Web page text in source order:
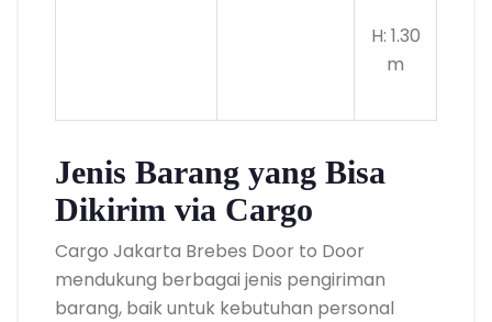
H: 1.30
m
Jenis Barang yang Bisa
Dikirim via Cargo
Cargo Jakarta Brebes Door to Door
mendukung berbagai jenis pengiriman
barang, baik untuk kebutuhan personal